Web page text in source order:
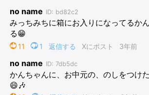
そして驚いたのは、角っこに体を押し付け
外、負荷がかかるんだなと。
じわじわダンボールにダメージを与えてる図